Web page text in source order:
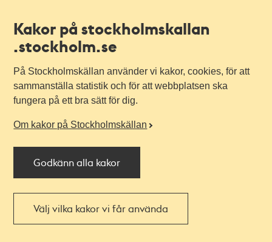
Kakor på stockholmskallan
.stockholm.se
På Stockholmskällan använder vi kakor, cookies, för att
sammanställa statistik och för att webbplatsen ska
fungera på ett bra sätt för dig.
Om kakor på Stockholmskällan
Godkänn alla kakor
Välj vilka kakor vi får använda